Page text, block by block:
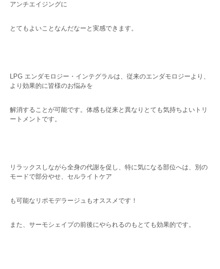
アンチエイジングに
とてもよいことなんだなーと実感できます。
LPG エンダモロジー・インテグラルは、従来のエンダモロジーより、
より効果的に皆様のお悩みを
解消することが可能です。体感も従来と異なりとても気持ちよいトリ
ートメントです。
リラックスしながら全身の代謝を促し、特に気になる部位へは、別の
モードで部分やせ、セルライトケア
も可能なリポモデラージュもオススメです！
また、サーモシェイプの前後にやられるのもとても効果的です。